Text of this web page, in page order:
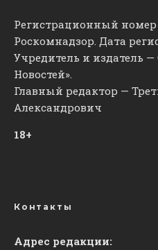
Регистрационный
Роскомнадзор. Дата
Учредитель и издатель —
Новостей».
Главный редактор —
Александрович
18+
Контакты
Адрес редакции: